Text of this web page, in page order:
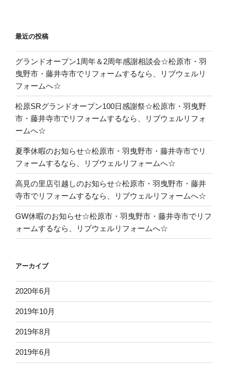
最近の投稿
グランドオープン1周年＆2周年感謝相談会☆松原市・羽
曳野市・藤井寺市でリフォームするなら、リブウェルリ
フォームへ☆
松原SRグランドオープン100日感謝祭☆松原市・羽曳野
市・藤井寺市でリフォームするなら、リブウェルリフォ
ームへ☆
夏季休暇のお知らせ☆松原市・羽曳野市・藤井寺市でリ
フォームするなら、リブウェルリフォームへ☆
高見の里店引越しのお知らせ☆松原市・羽曳野市・藤井
寺市でリフォームするなら、リブウェルリフォームへ☆
GW休暇のお知らせ☆松原市・羽曳野市・藤井寺市でリフ
ォームするなら、リブウェルリフォームへ☆
アーカイブ
2020年6月
2019年10月
2019年8月
2019年6月